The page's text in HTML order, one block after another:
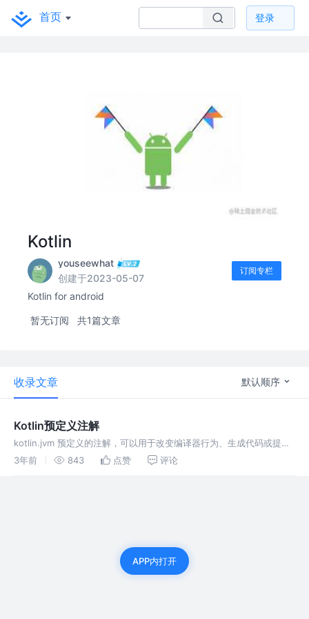
首页 登录
Kotlin
youseewhat
创建于2023-05-07
订阅专栏
Kotlin for android
暂无订阅 共1篇文章
收录文章 默认顺序
Kotlin预定义注解
kotlin.jvm 预定义的注解，可以用于改变编译器行为、生成代码或提供
运行时信息。通过熟练掌握注解和元注解，您可以更好地控制Kotlin代
3年前 843 点赞 评论
APP内打开